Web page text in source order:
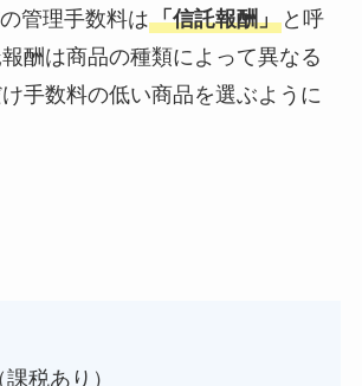
管理手数料は「信託報酬」と呼
酬は商品の種類によって異なる
手数料の低い商品を選ぶように
税あり）